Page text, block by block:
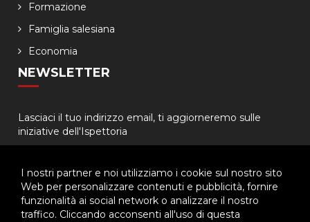
I nostri partner e noi utilizziamo i cookie sul nostro sito
Web per personalizzare contenuti e pubblicità, fornire
funzionalità ai social network o analizzare il nostro
traffico. Cliccando acconsenti all'uso di questa
Formazione
Famiglia salesiana
Economia
NEWSLETTER
Lasciaci il tuo indirizzo email, ti aggiorneremo sulle
iniziative dell'Ispettoria